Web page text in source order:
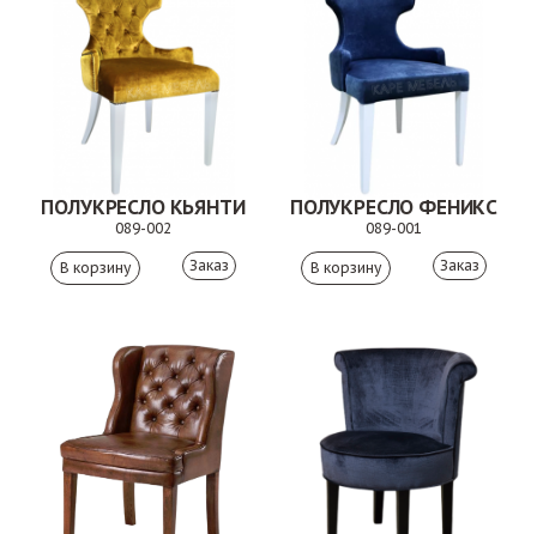
ПОЛУКРЕСЛО КЬЯНТИ
089-002
Заказ
ПОЛУКРЕСЛО ФЕНИКС
089-001
Заказ